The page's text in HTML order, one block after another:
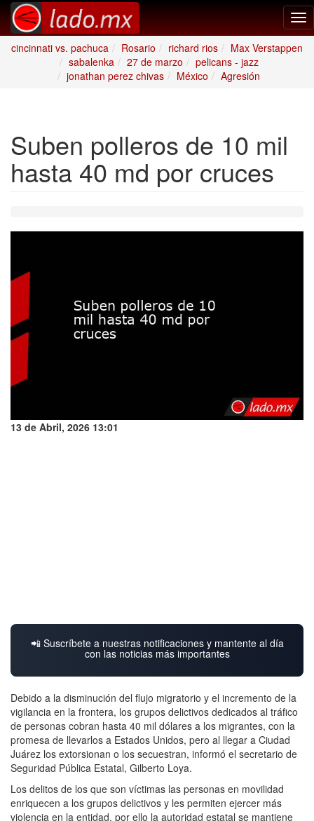
cincinnati vs. pachuca
Rosario richard rios
Max Verstappen
sabalenka
27 de marzo
pelicans - jazz
jonathan perez chivas
México Agresión
Suben polleros de 10 mil
hasta 40 md por cruces
13 de Abril, 2026 13:01
📲 Suscríbete a nuestras notificaciones y mantente al día
con las noticias más importantes
Debido a la disminución del flujo migratorio y el incremento de la
vigilancia en la frontera, los grupos delictivos dedicados al tráfico
de personas cobran hasta 40 mil dólares a los migrantes, con la
promesa de llevarlos a Estados Unidos, pero al llegar a Ciudad
Juárez los extorsionan o los secuestran, informó el secretario de
Seguridad Pública Estatal, Gilberto Loya.
Los delitos de los que son víctimas las personas en movilidad
enriquecen a los grupos delictivos y les permiten ejercer más
violencia en la entidad, por ello la autoridad estatal se mantiene